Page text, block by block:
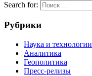
Search for:
Рубрики
Наука и технологии
Аналитика
Геополитика
Пресс-релизы